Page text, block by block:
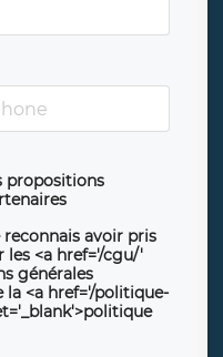
propositions
reconnais avoir pris
les <a href='/cgu/'
générales
la <a href='/politique-